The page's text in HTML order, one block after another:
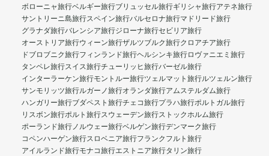
ボローニャ旅行ベルギー旅行ブリュッセル旅行ギリシャ旅行アテネ旅行
サントリーニ島旅行スペイン旅行バルセロナ旅行マドリード旅行
グラナダ旅行バレンシア旅行ジローナ旅行セビリア旅行
オーストリア旅行ウィーン旅行ザルツブルク旅行クロアチア旅行
ドブロブニク旅行フィンランド旅行ヘルシンキ旅行ロヴァニエミ旅行
タンペレ旅行スイス旅行チューリッヒ旅行バーゼル旅行
インターラーケン旅行モントルー旅行ツェルマット旅行ルツェルン旅行
サンモリッツ旅行ルガーノ旅行オランダ旅行アムステルダム旅行
ハンガリー旅行ブダペスト旅行チェコ旅行プラハ旅行ポルトガル旅行
リスボン旅行ポルト旅行スウェーデン旅行ストックホルム旅行
ポーランド旅行ノルウェー旅行ベルゲン旅行デンマーク旅行
コペンハーゲン旅行スロベニア旅行フランクフルト旅行
アイルランド旅行モナコ旅行エストニア旅行タリン旅行